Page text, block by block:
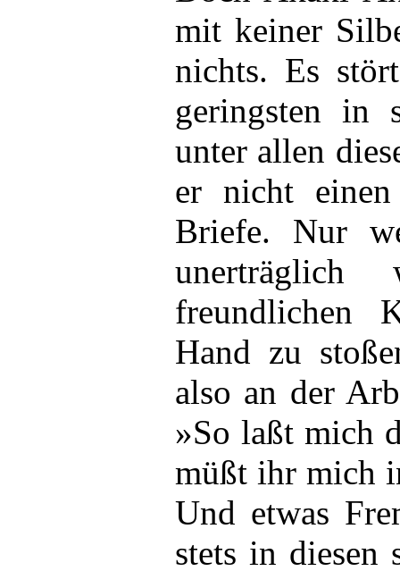
mit keiner
nichts. Es
geringsten in
unter allen
er nicht
Briefe. Nur
freundlichen
Hand zu
also an der
»So laßt mich
müßt ihr mich
Und etwas
stets in diesen